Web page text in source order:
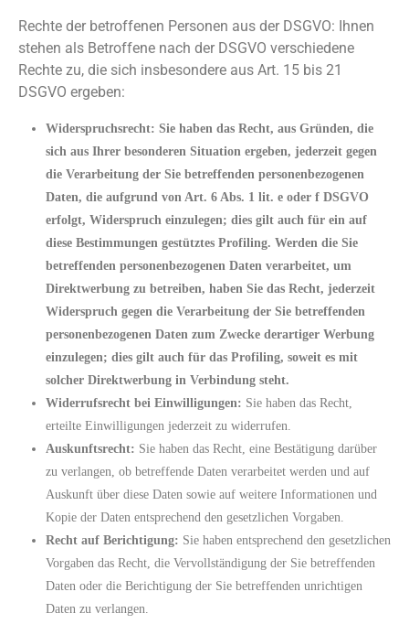
Rechte der betroffenen Personen aus der DSGVO: Ihnen
stehen als Betroffene nach der DSGVO verschiedene
Rechte zu, die sich insbesondere aus Art. 15 bis 21
DSGVO ergeben:
Widerspruchsrecht: Sie haben das Recht, aus Gründen, die
sich aus Ihrer besonderen Situation ergeben, jederzeit gegen
die Verarbeitung der Sie betreffenden personenbezogenen
Daten, die aufgrund von Art. 6 Abs. 1 lit. e oder f DSGVO
erfolgt, Widerspruch einzulegen; dies gilt auch für ein auf
diese Bestimmungen gestütztes Profiling. Werden die Sie
betreffenden personenbezogenen Daten verarbeitet, um
Direktwerbung zu betreiben, haben Sie das Recht, jederzeit
Widerspruch gegen die Verarbeitung der Sie betreffenden
personenbezogenen Daten zum Zwecke derartiger Werbung
einzulegen; dies gilt auch für das Profiling, soweit es mit
solcher Direktwerbung in Verbindung steht.
Widerrufsrecht bei Einwilligungen: Sie haben das Recht,
erteilte Einwilligungen jederzeit zu widerrufen.
Auskunftsrecht: Sie haben das Recht, eine Bestätigung darüber
zu verlangen, ob betreffende Daten verarbeitet werden und auf
Auskunft über diese Daten sowie auf weitere Informationen und
Kopie der Daten entsprechend den gesetzlichen Vorgaben.
Recht auf Berichtigung: Sie haben entsprechend den gesetzlichen
Vorgaben das Recht, die Vervollständigung der Sie betreffenden
Daten oder die Berichtigung der Sie betreffenden unrichtigen
Daten zu verlangen.